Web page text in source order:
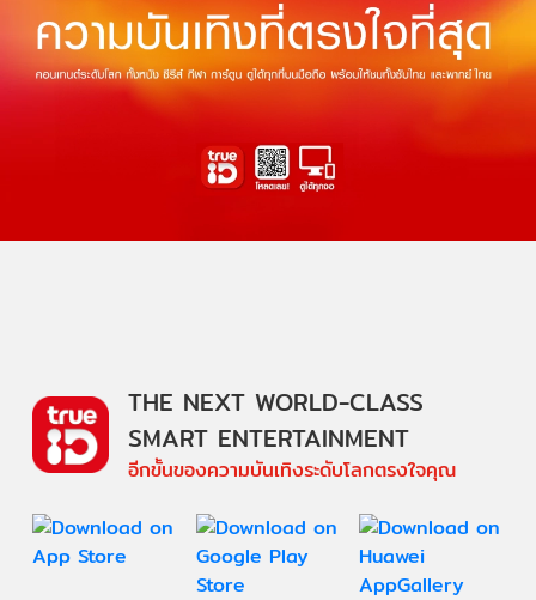
THE NEXT WORLD-CLASS
SMART ENTERTAINMENT
อีกขั้นของความบันเทิงระดับโลกตรงใจคุณ